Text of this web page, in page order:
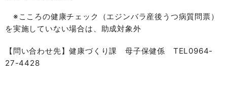
※こころの健康チェック（エジンバラ産後うつ病質問票）
を実施していない場合は、助成対象外
【問い合わせ先】健康づくり課 母子保健係 TEL0964-
27-4428